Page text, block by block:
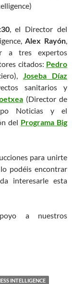
, el Director del
Alex Rayón,
a tres expertos
citados: Pedro
Joseba Díaz
sanitarios y
(Director de
Noticias y el
del Programa Big
para unirte
podéis encontrar
interesarle esta
a nuestros
INTELLIGENCE